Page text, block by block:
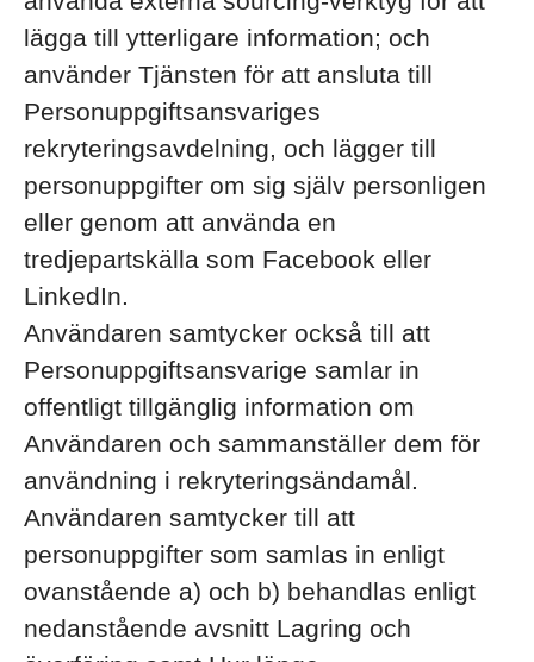
lägga till ytterligare information; och
använder Tjänsten för att ansluta till
Personuppgiftsansvariges
rekryteringsavdelning, och lägger till
personuppgifter om sig själv personligen
eller genom att använda en
tredjepartskälla som Facebook eller
LinkedIn.
Användaren samtycker också till att
Personuppgiftsansvarige samlar in
offentligt tillgänglig information om
Användaren och sammanställer dem för
användning i rekryteringsändamål.
Användaren samtycker till att
personuppgifter som samlas in enligt
ovanstående a) och b) behandlas enligt
nedanstående avsnitt Lagring och